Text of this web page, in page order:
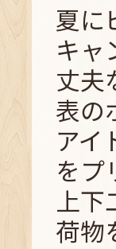
夏に
キャ
丈夫
表の
アイ
をプ
上下
荷物